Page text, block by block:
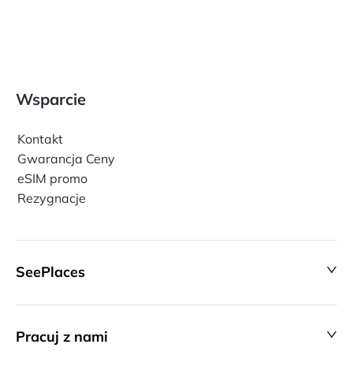
Wsparcie
Kontakt
Gwarancja Ceny
eSIM promo
Rezygnacje
SeePlaces
Pracuj z nami